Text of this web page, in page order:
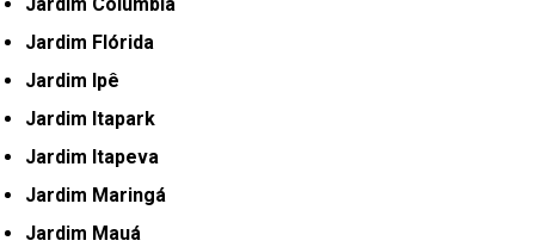
Jardim Flórida
Jardim Ipê
Jardim Itapark
Jardim Itapeva
Jardim Maringá
Jardim Mauá